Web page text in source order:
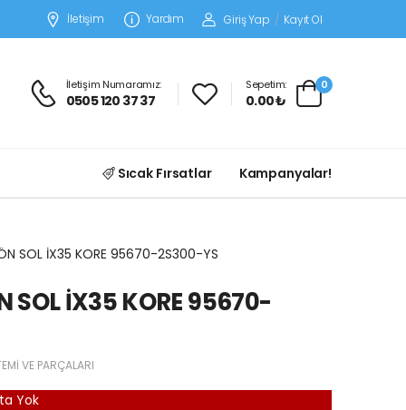
İletişim Yardım Giriş Yap / Kayıt Ol
İletişim Numaramız:
0505 120 37 37
Sepetim:
0.00 ₺
0
Sıcak Fırsatlar Kampanyalar!
SOL İX35 KORE 95670-2S300-YS
SOL İX35 KORE 95670-
VE PARÇALARI
Yok